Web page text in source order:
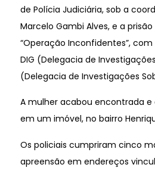
de Polícia Judiciária, sob a
Marcelo Gambi Alves, e a
“Operação Inconfidentes”,
DIG (Delegacia de
(Delegacia de Investigações
A mulher acabou encontrada
em um imóvel, no bairro
Os policiais cumpriram cinco
apreensão em endereços